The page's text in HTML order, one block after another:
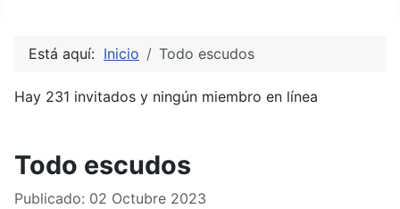
Está aquí: Inicio Todo escudos
Hay 231 invitados y ningún miembro en línea
Todo escudos
Publicado: 02 Octubre 2023